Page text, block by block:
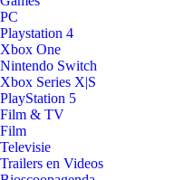
PC
Playstation 4
Xbox One
Nintendo Switch
Xbox Series X|S
PlayStation 5
Film & TV
Film
Televisie
Trailers en Videos